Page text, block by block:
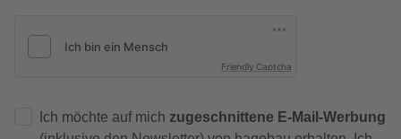
Friendly Captcha
Ich möchte auf mich zugeschnittene E-Mail-Werbung